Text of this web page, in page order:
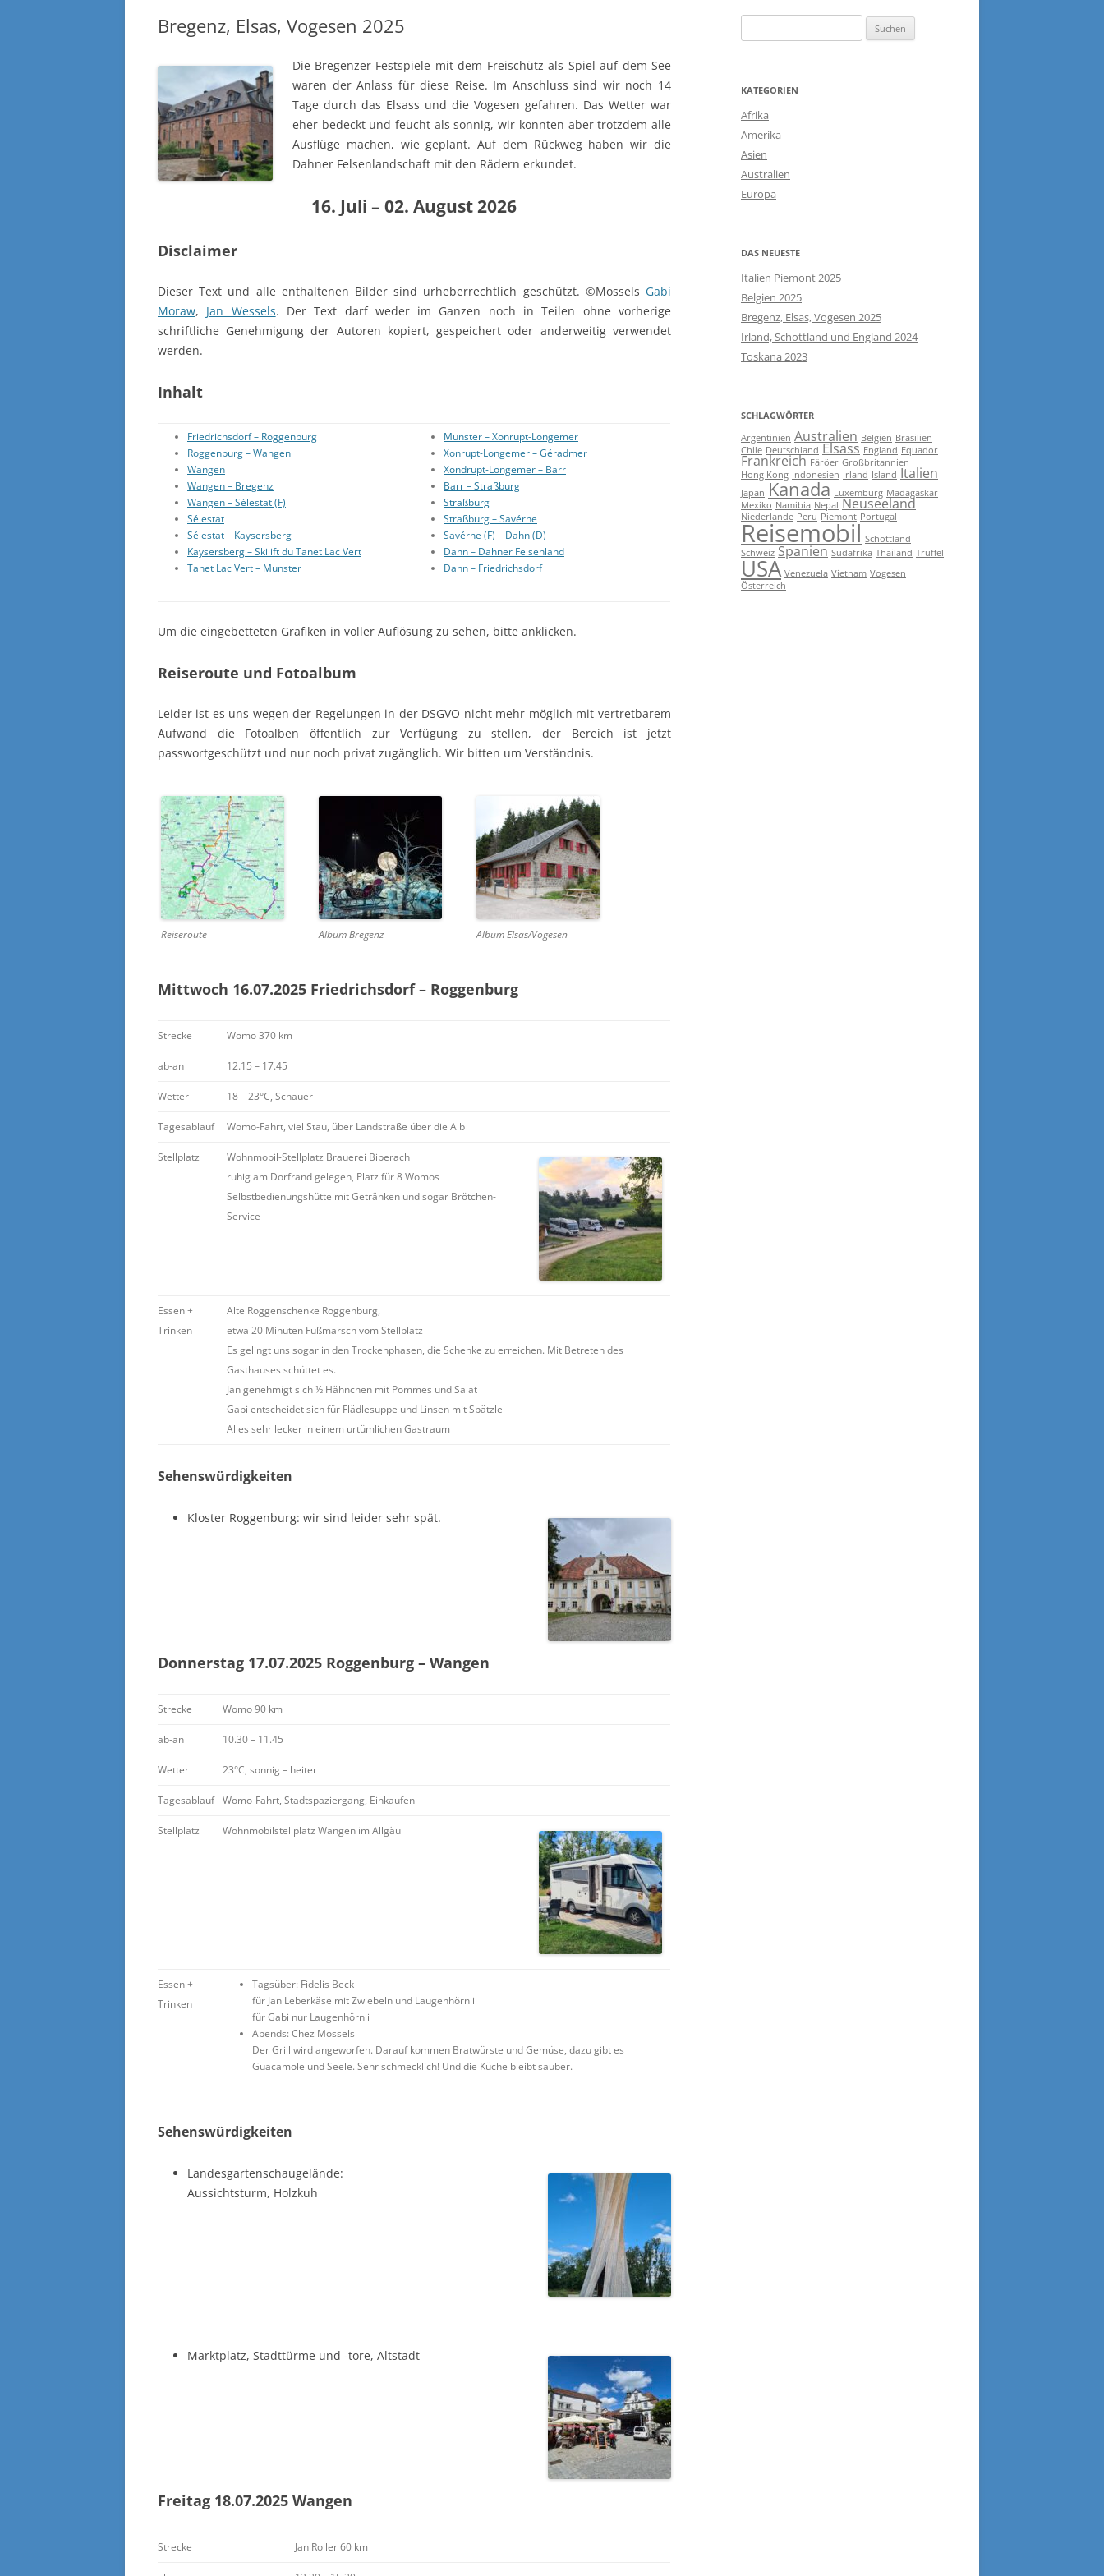
Bregenz, Elsas, Vogesen 2025
Die Bregenzer-Festspiele mit dem Freischütz als Spiel auf dem See
waren der Anlass für diese Reise. Im Anschluss sind wir noch 14
Tage durch das Elsass und die Vogesen gefahren. Das Wetter war
eher bedeckt und feucht als sonnig, wir konnten aber trotzdem alle
Ausflüge machen, wie geplant. Auf dem Rückweg haben wir die
Dahner Felsenlandschaft mit den Rädern erkundet.
16. Juli – 02. August 2026
Disclaimer
Dieser Text und alle enthaltenen Bilder sind urheberrechtlich geschützt. ©Mossels Gabi
Moraw, Jan Wessels. Der Text darf weder im Ganzen noch in Teilen ohne vorherige
schriftliche Genehmigung der Autoren kopiert, gespeichert oder anderweitig verwendet
werden.
Inhalt
Friedrichsdorf – Roggenburg
Roggenburg – Wangen
Wangen
Wangen – Bregenz
Wangen – Sélestat (F)
Sélestat
Sélestat – Kaysersberg
Kaysersberg – Skilift du Tanet Lac Vert
Tanet Lac Vert – Munster
Munster – Xonrupt-Longemer
Xonrupt-Longemer – Géradmer
Xondrupt-Longemer – Barr
Barr – Straßburg
Straßburg
Straßburg – Savérne
Savérne (F) – Dahn (D)
Dahn – Dahner Felsenland
Dahn – Friedrichsdorf
Um die eingebetteten Grafiken in voller Auflösung zu sehen, bitte anklicken.
Reiseroute und Fotoalbum
Leider ist es uns wegen der Regelungen in der DSGVO nicht mehr möglich mit vertretbarem
Aufwand die Fotoalben öffentlich zur Verfügung zu stellen, der Bereich ist jetzt
passwortgeschützt und nur noch privat zugänglich. Wir bitten um Verständnis.
Reiseroute Album Bregenz Album Elsas/Vogesen
Mittwoch 16.07.2025 Friedrichsdorf – Roggenburg
Strecke Womo 370 km
ab-an 12.15 – 17.45
Wetter 18 – 23°C, Schauer
Tagesablauf Womo-Fahrt, viel Stau, über Landstraße über die Alb
Stellplatz
Wohnmobil-Stellplatz Brauerei Biberach
ruhig am Dorfrand gelegen, Platz für 8 Womos
Selbstbedienungshütte mit Getränken und sogar Brötchen-
Service
Essen +
Trinken
Alte Roggenschenke Roggenburg,
etwa 20 Minuten Fußmarsch vom Stellplatz
Es gelingt uns sogar in den Trockenphasen, die Schenke zu erreichen. Mit Betreten des
Gasthauses schüttet es.
Jan genehmigt sich ½ Hähnchen mit Pommes und Salat
Gabi entscheidet sich für Flädlesuppe und Linsen mit Spätzle
Alles sehr lecker in einem urtümlichen Gastraum
Sehenswürdigkeiten
Kloster Roggenburg: wir sind leider sehr spät.
Donnerstag 17.07.2025 Roggenburg – Wangen
Strecke Womo 90 km
ab-an 10.30 – 11.45
Wetter 23°C, sonnig – heiter
Tagesablauf Womo-Fahrt, Stadtspaziergang, Einkaufen
Stellplatz Wohnmobilstellplatz Wangen im Allgäu
Essen +
Trinken
Tagsüber: Fidelis Beck
für Jan Leberkäse mit Zwiebeln und Laugenhörnli
für Gabi nur Laugenhörnli
Abends: Chez Mossels
Der Grill wird angeworfen. Darauf kommen Bratwürste und Gemüse, dazu gibt es
Guacamole und Seele. Sehr schmecklich! Und die Küche bleibt sauber.
Sehenswürdigkeiten
Landesgartenschaugelände:
Aussichtsturm, Holzkuh
Marktplatz, Stadttürme und -tore, Altstadt
Freitag 18.07.2025 Wangen
Strecke Jan Roller 60 km
nach:
KATEGORIEN
Afrika
Amerika
Asien
Australien
Europa
DAS NEUESTE
Italien Piemont 2025
Belgien 2025
Bregenz, Elsas, Vogesen 2025
Irland, Schottland und England 2024
Toskana 2023
SCHLAGWÖRTER
Argentinien Australien Belgien Brasilien
Chile Deutschland Elsass England Equador
Frankreich Färöer Großbritannien
Hong Kong Indonesien Irland Island Italien
Japan Kanada Luxemburg Madagaskar
Mexiko Namibia Nepal Neuseeland
Niederlande Peru Piemont Portugal
Reisemobil Schottland
Schweiz Spanien Südafrika Thailand Trüffel
USA Venezuela Vietnam Vogesen
Österreich